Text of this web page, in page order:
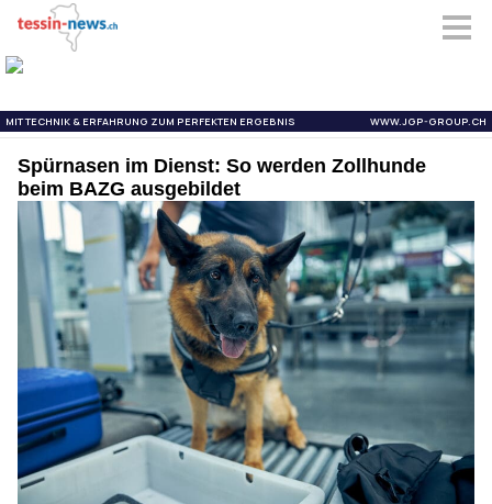
Spürnasen im Dienst: So werden Zollhunde
beim BAZG ausgebildet